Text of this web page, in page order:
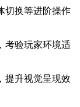
切换等进阶操作
考验玩家环境适
提升视觉呈现效